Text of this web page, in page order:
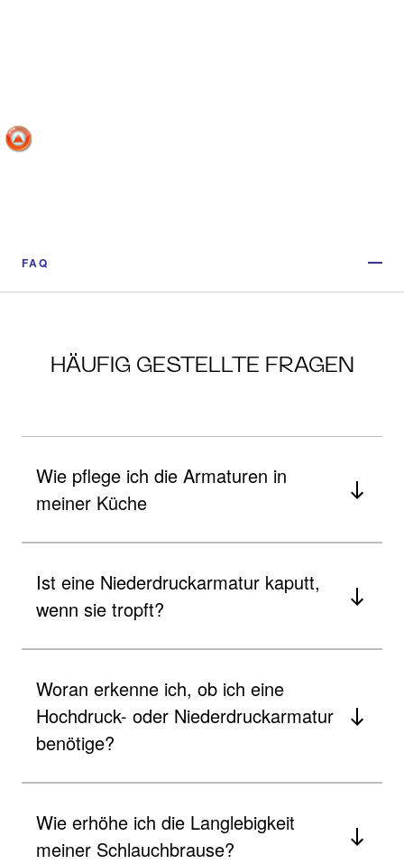
FAQ
HÄUFIG GESTELLTE FRAGEN
Wie pflege ich die Armaturen in
meiner Küche
Ist eine Niederdruckarmatur kaputt,
wenn sie tropft?
Woran erkenne ich, ob ich eine
Hochdruck- oder Niederdruckarmatur
benötige?
Wie erhöhe ich die Langlebigkeit
meiner Schlauchbrause?